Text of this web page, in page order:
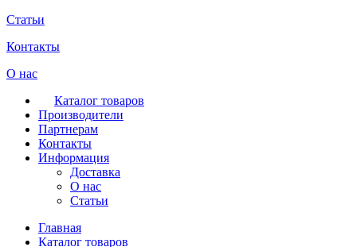
Статьи
Контакты
О нас
Каталог товаров
Производители
Партнерам
Контакты
Информация
Доставка
О нас
Статьи
Главная
Каталог товаров